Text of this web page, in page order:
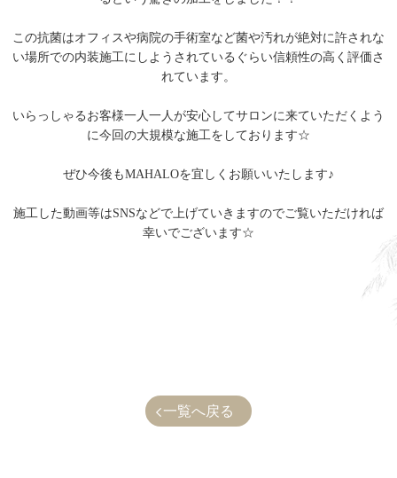
この抗菌はオフィスや病院の手術室など菌や汚れが絶対に許されな
い場所での内装施工にしようされているぐらい信頼性の高く評価さ
れています。
いらっしゃるお客様一人一人が安心してサロンに来ていただくよう
に今回の大規模な施工をしております☆
ぜひ今後もMAHALOを宜しくお願いいたします♪
施工した動画等はSNSなどで上げていきますのでご覧いただければ
幸いでございます☆
一覧へ戻る